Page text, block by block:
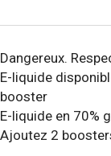
Dangereux.
E-liquide
booster
E-liquide en 70%
Ajoutez 2